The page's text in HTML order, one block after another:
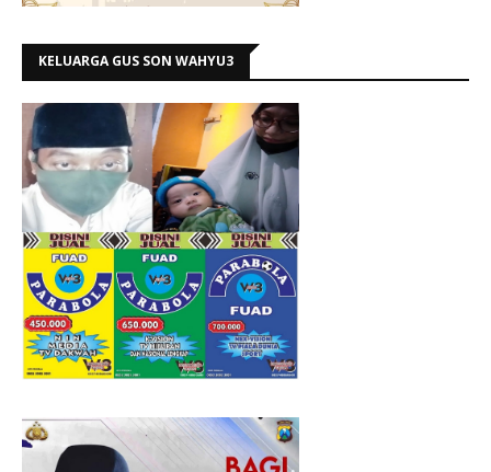
KELUARGA GUS SON WAHYU3